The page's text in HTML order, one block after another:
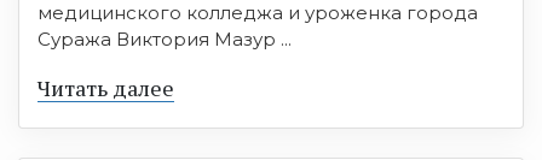
медицинского колледжа и уроженка города
Суража Виктория Мазур ...
Читать далее